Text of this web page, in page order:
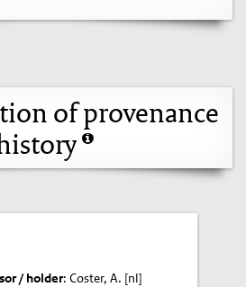
of provenance
/ holder: Coster, A. [nl]